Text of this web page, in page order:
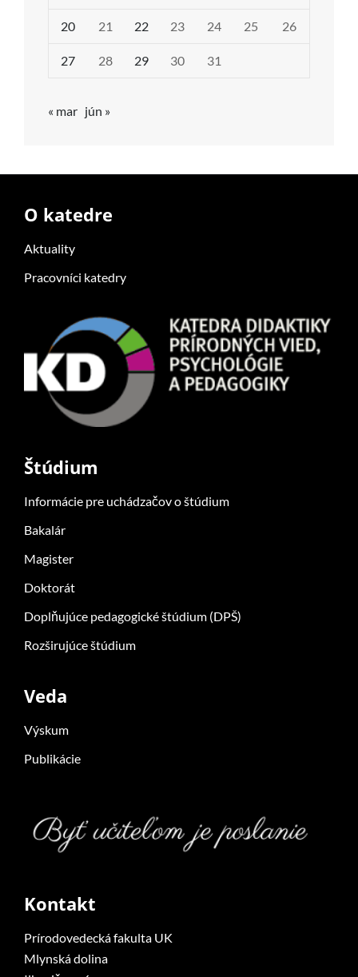
20 21 22 23 24 25 26
27 28 29 30 31
« mar jún »
O katedre
Aktuality
Pracovníci katedry
Štúdium
Informácie pre uchádzačov o štúdium
Bakalár
Magister
Doktorát
Doplňujúce pedagogické štúdium (DPŠ)
Rozširujúce štúdium
Veda
Výskum
Publikácie
Kontakt
Prírodovedecká fakulta UK
Mlynská dolina